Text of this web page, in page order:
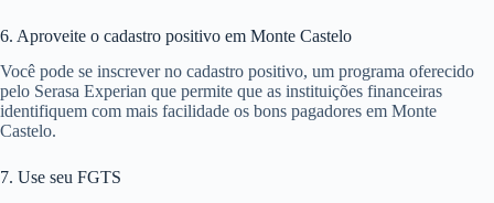
6. Aproveite o cadastro positivo em Monte Castelo
Você pode se inscrever no cadastro positivo, um programa oferecido
pelo Serasa Experian que permite que as instituições financeiras
identifiquem com mais facilidade os bons pagadores em Monte
Castelo.
7. Use seu FGTS